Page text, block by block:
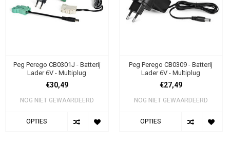
Peg Perego CB0301J - Batterij
Lader 6V - Multiplug
€30,49
NOG NIET GEWAARDEERD
OPTIES
Peg Perego CB0309 - Batterij
Lader 6V - Multiplug
€27,49
NOG NIET GEWAARDEERD
OPTIES